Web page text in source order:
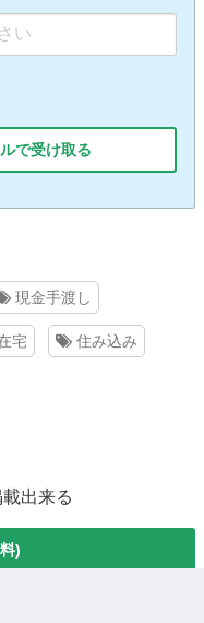
で受け取る
現金手渡し
宅 住み込み
出来る
)